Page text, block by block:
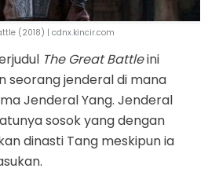
(2018) | cdnx.kincir.com
The Great Battleini
seorang jenderal di mana
Jenderal Yang. Jenderal
sosok yang dengan
dinasti Tang meskipun ia